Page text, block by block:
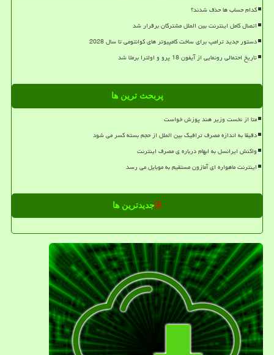
کدام حساب ها حذف شدند؟
اتصال کامل اینترنت بین الملل مشترکان برقرار شد
دستور جدید ترامپ برای ساخت کامپیوتر های کوانتومی تا سال 2028
تاریخ احتمالی رونمایی از آیفون 18 پرو و اولترا برملا شد
پربحث ترین ها
متا از نخست وزیر هند پوزش خواست
دقیقا به اندازه مصرف ترافیک بین الملل از حجم بسته کسر می شود
واکنش ایرانسل به ابهام درباره ی مصرف اینترنت
اینترنت ماهواره ای آمازون مستقیم به موبایل می رسد
جدیدترین ها